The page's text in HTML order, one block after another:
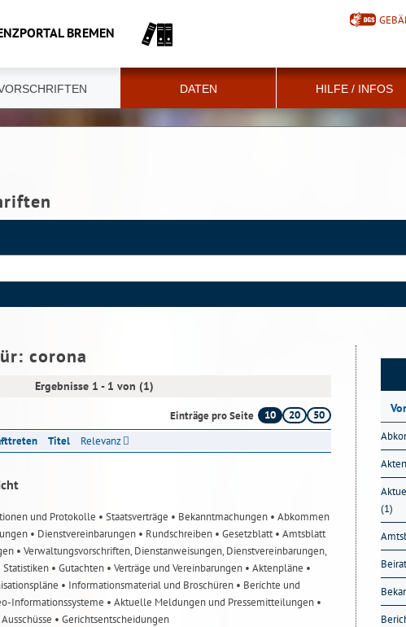
BREMEN
DATEN HILFE / INFOS
corona
Ergebnisse 1 - 1 von (1)
Einträge pro Seite 10 20
50
Titel Relevanz
und Protokolle • Staatsverträge • Bekanntmachungen • Abkommen
• Dienstvereinbarungen • Rundschreiben • Gesetzblatt• Amtsblatt
• Verwaltungsvorschriften, Dienstanweisungen, Dienstvereinbarungen,
Statistiken • Gutachten • Verträge und Vereinbarungen • Aktenpläne •
• Informationsmaterial und Broschüren • Berichte und
Informationssysteme • Aktuelle Meldungen und Pressemitteilungen •
• Gerichtsentscheidungen
(1)